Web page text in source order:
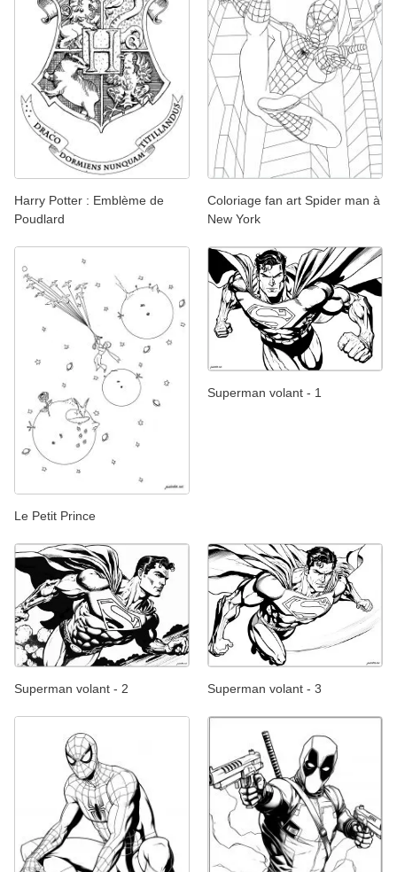
Harry Potter : Emblème de
Poudlard
Coloriage fan art Spider man à
New York
Le Petit Prince
Superman volant - 1
Superman volant - 2 Superman volant - 3